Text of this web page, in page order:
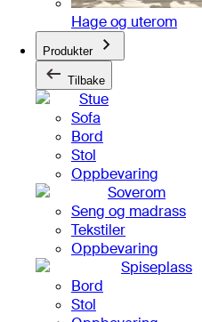
Hage og uterom
Produkter
Tilbake
Stue
Sofa
Bord
Stol
Oppbevaring
Soverom
Seng og madrass
Tekstiler
Oppbevaring
Spiseplass
Bord
Stol